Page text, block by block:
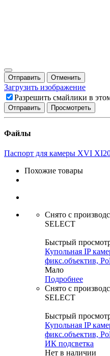
Отправить Отменить
Загрузить изображение
Разрешить смайлики в
Файлы
Паспорт для камеры XVI
Похожие товары
Снято с
SELECT
Быстрый
Купольная IP
фикс.объектив,
Мало
Подробнее
Снято с
SELECT
Быстрый
Купольная IP
фикс.объектив,
ИК подсветка
Нет в наличии